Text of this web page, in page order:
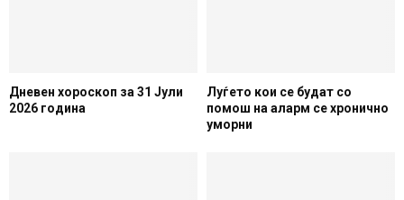
Дневен хороскоп за 31 Јули
2026 година
Луѓето кои се будат со
помош на аларм се хронично
уморни